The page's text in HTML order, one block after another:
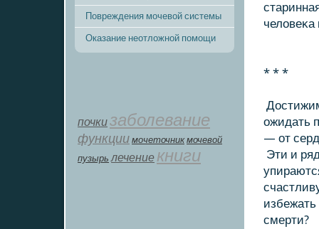
Повреждения мочевой системы
Оказание неотложной помощи
почкизаболевание
функции мοчеточник мочевой
пузырь лечение книги
* * *
ожидать
— от
Эти и
смерти?